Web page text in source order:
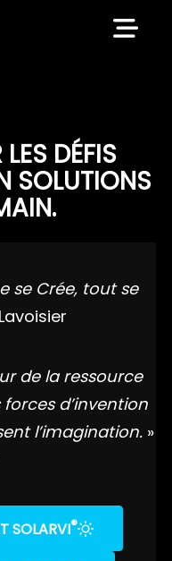
DÉFIS
SOLUTIONS
se Crée, tout se
de la ressource
d’invention
l’imagination. »
SOLARVI®